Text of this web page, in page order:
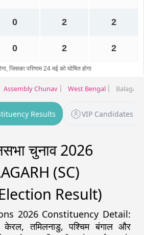
Assembly Chunav West Bengal
Results VIP Candidates
चुनाव 2026
(SC)
Result)
2026 Constituency Detail:
तमिलनाडु, पश्चिम बंगाल और